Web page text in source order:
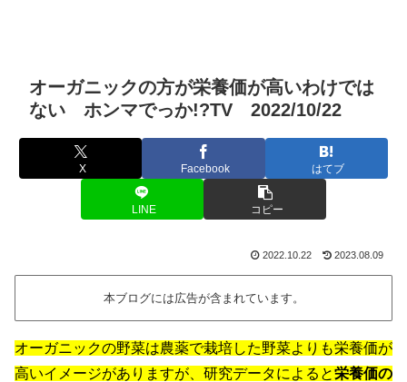
オーガニックの方が栄養価が高いわけでは
ない ホンマでっか!?TV 2022/10/22
X Facebook はてブ
LINE コピー
2022.10.22 2023.08.09
本ブログには広告が含まれています。
オーガニックの野菜は農薬で栽培した野菜よりも栄養価が
高いイメージがありますが、研究データによると栄養価の